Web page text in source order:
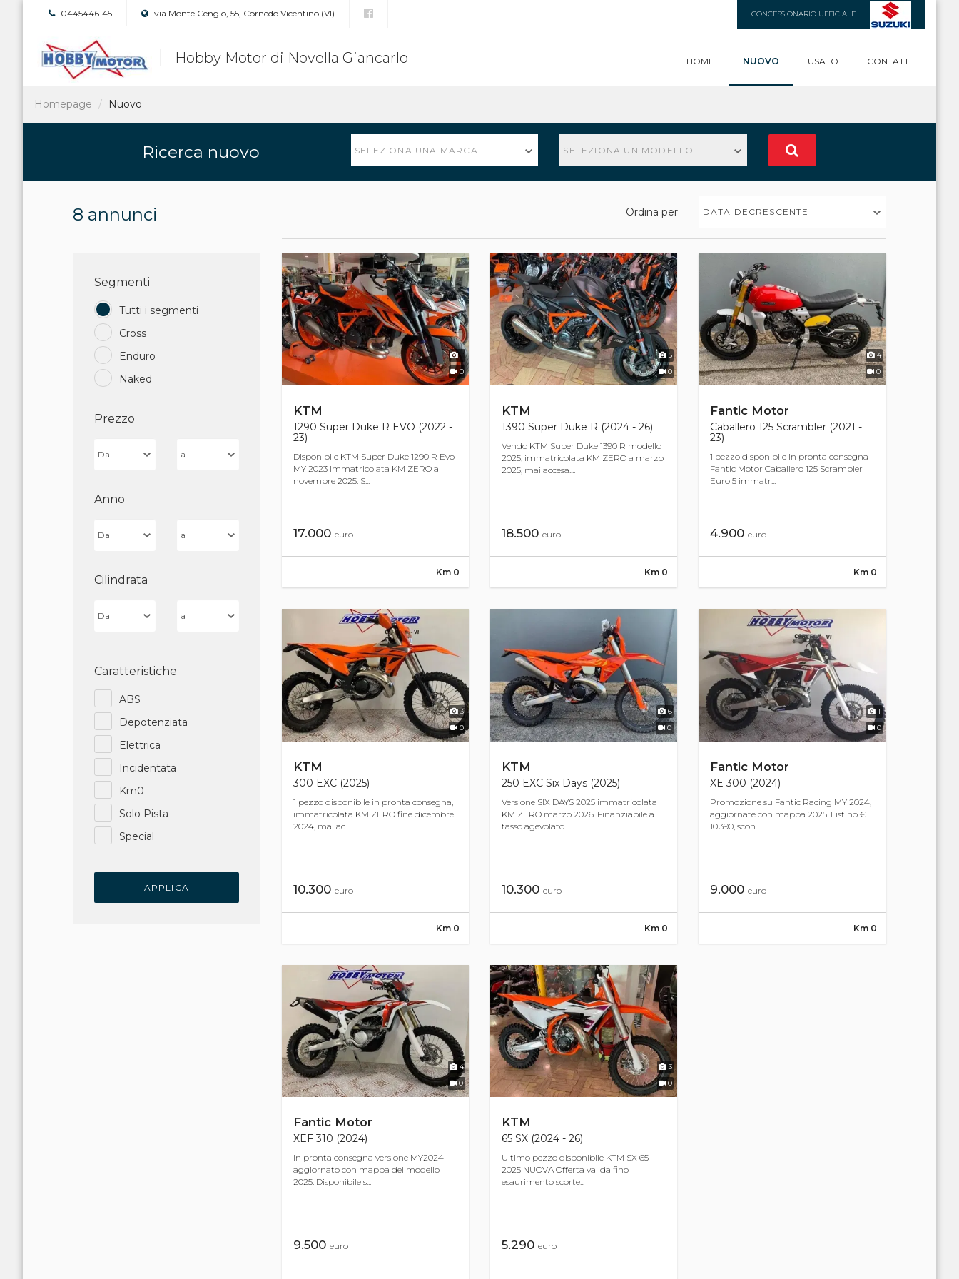
0445446145 via Monte Cengio, 55, Cornedo Vicentino (VI) CONCESSIONARIO UFFICIALE
Hobby Motor di Novella Giancarlo HOME NUOVO USATO CONTATTI
Homepage Nuovo
Ricerca nuovo SELEZIONA UNA MARCA SELEZIONA UN MODELLO
8 annunci Ordina per DATA DECRESCENTE
Segmenti
Tutti i segmenti
Cross
Enduro
Naked
Prezzo
Anno
Cilindrata
Caratteristiche
ABS
Depotenziata
Elettrica
Incidentata
Km0
Solo Pista
Special
APPLICA
1
0
KTM
1290 Super Duke R EVO (2022 -
23)
Disponibile KTM Super Duke 1290 R Evo
MY 2023 immatricolata KM ZERO a
novembre 2025. S...
17.000 euro
Km 0
5
0
KTM
1390 Super Duke R (2024 - 26)
Vendo KTM Super Duke 1390 R modello
2025, immatricolata KM ZERO a marzo
2025, mai accesa....
18.500 euro
Km 0
4
0
Fantic Motor
Caballero 125 Scrambler (2021 -
23)
1 pezzo disponibile in pronta consegna
Fantic Motor Caballero 125 Scrambler
Euro 5 immatr...
4.900euro
Km 0
3
0
KTM
300 EXC (2025)
1 pezzo disponibile in pronta consegna,
immatricolata KM ZERO fine dicembre
2024, mai ac...
10.300 euro
Km 0
6
0
KTM
250 EXC Six Days (2025)
Versione SIX DAYS 2025 immatricolata
KM ZERO marzo 2026. Finanziabile a
tasso agevolato...
10.300 euro
Km 0
1
0
Fantic Motor
XE 300 (2024)
Promozione su Fantic Racing MY 2024,
aggiornate con mappa 2025. Listino €.
10.390, scon...
9.000euro
Km 0
4
0
Fantic Motor
XEF 310 (2024)
In pronta consegna versione MY2024
aggiornato con mappa del modello
2025. Disponibile s...
9.500 euro
3
0
KTM
65 SX (2024 - 26)
Ultimo pezzo disponibile KTM SX 65
2025 NUOVA Offerta valida fino
esaurimento scorte...
5.290 euro